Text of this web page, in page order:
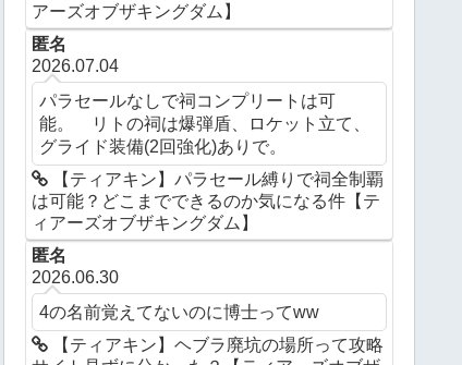
アーズオブザキングダム】
匿名
2026.07.04
パラセールなしで祠コンプリートは可
能。 リトの祠は爆弾盾、ロケット立て、
グライド装備(2回強化)ありで。
【ティアキン】パラセール縛りで祠全制覇
は可能？どこまでできるのか気になる件【テ
ィアーズオブザキングダム】
匿名
2026.06.30
4の名前覚えてないのに博士ってww
【ティアキン】ヘブラ廃坑の場所って攻略